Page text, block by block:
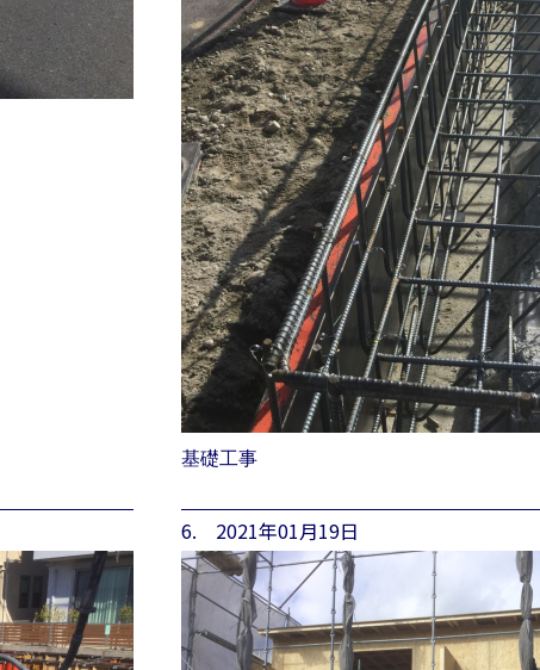
基礎工事
6. 2021年01月19日